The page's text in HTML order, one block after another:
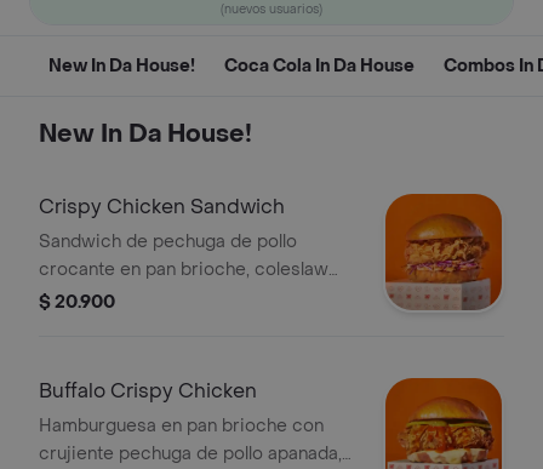
(nuevos usuarios)
New In Da House! Coca Cola In Da House Combos In
New In Da House!
Crispy Chicken Sandwich
Sandwich de pechuga de pollo
crocante en pan brioche, coleslaw
(mezcla de repollo morado, zanahoria
$ 20.900
Buffalo Crispy Chicken
Hamburguesa en pan brioche con
crujiente pechuga de pollo apanada,